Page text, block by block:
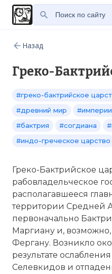
Назад
Греко-
#греко-бактрийское
#древний мир
#империи
#бактрия
#согдиана
#индо-греческое царство
Греко-Бактрийское
рабовладельческое
располагавшееся
территории Средней
первоначально
Маргиану и,
Фергану. Возникло
результате
Селевкидов и